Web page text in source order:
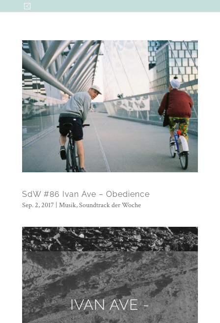
SdW #86 Ivan Ave – Obedience
Sep. 2, 2017 Musik,Soundtrack der Woche
IVAN AVE -